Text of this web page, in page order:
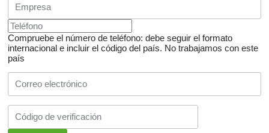
Compruebe el número de teléfono: debe seguir el formato
internacional e incluir el código del país. No trabajamos con este
país